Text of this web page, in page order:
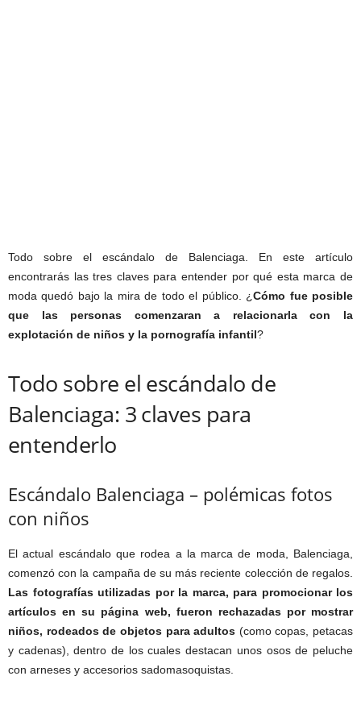
Todo sobre el escándalo de Balenciaga. En este artículo
encontrarás las tres claves para entender por qué esta marca de
moda quedó bajo la mira de todo el público. ¿Cómo fue posible
que las personas comenzaran a relacionarla con la
explotación de niños y la pornografía infantil?
Todo sobre el escándalo de
Balenciaga: 3 claves para
entenderlo
Escándalo Balenciaga – polémicas fotos
con niños
El actual escándalo que rodea a la marca de moda, Balenciaga,
comenzó con la campaña de su más reciente colección de regalos.
Las fotografías utilizadas por la marca, para promocionar los
artículos en su página web, fueron rechazadas por mostrar
niños, rodeados de objetos para adultos (como copas, petacas
y cadenas), dentro de los cuales destacan unos osos de peluche
con arneses y accesorios sadomasoquistas.